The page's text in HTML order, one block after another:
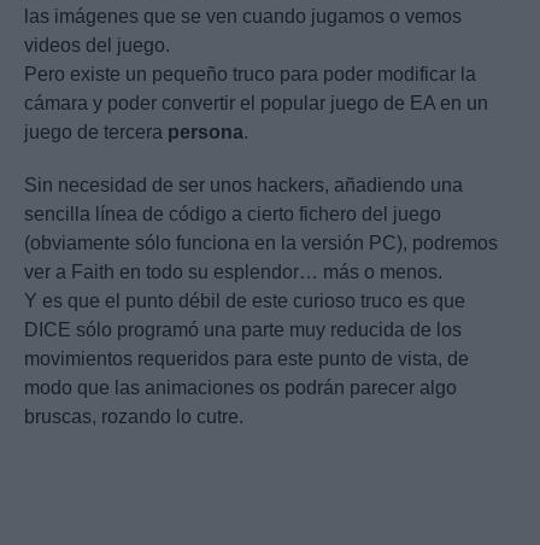
las imágenes que se ven cuando jugamos o vemos
videos del juego.
Pero existe un pequeño truco para poder modificar la
cámara y poder convertir el popular juego de EA en un
juego de tercera persona.
Sin necesidad de ser unos hackers, añadiendo una
sencilla línea de código a cierto fichero del juego
(obviamente sólo funciona en la versión PC), podremos
ver a Faith en todo su esplendor… más o menos.
Y es que el punto débil de este curioso truco es que
DICE sólo programó una parte muy reducida de los
movimientos requeridos para este punto de vista, de
modo que las animaciones os podrán parecer algo
bruscas, rozando lo cutre.